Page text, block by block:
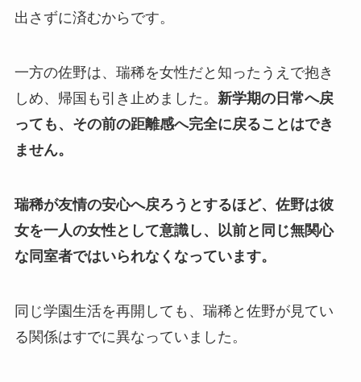
出さずに済むからです。
一方の佐野は、瑞稀を女性だと知ったうえで抱き
しめ、帰国も引き止めました。 新学期の日常へ戻
っても、その前の距離感へ完全に戻ることはでき
ません。
瑞稀が友情の安心へ戻ろうとするほど、佐野は彼
女を一人の女性として意識し、以前と同じ無関心
な同室者ではいられなくなっています。
同じ学園生活を再開しても、瑞稀と佐野が見てい
る関係はすでに異なっていました。